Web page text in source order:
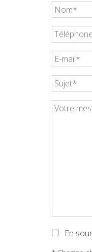
Votre
nom
Téléphone
Votre
e-
mail
Sujet
Votre
En